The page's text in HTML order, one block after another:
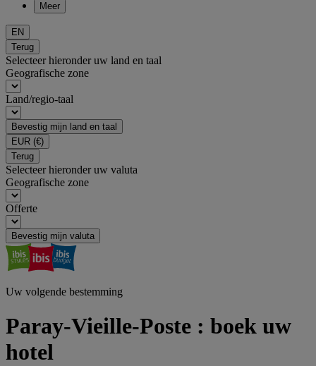
Meer
EN
Terug
Selecteer hieronder uw land en taal
Geografische zone
Land/regio-taal
Bevestig mijn land en taal
EUR (€)
Terug
Selecteer hieronder uw valuta
Geografische zone
Offerte
Bevestig mijn valuta
Uw volgende bestemming
Paray-Vieille-Poste : boek uw
hotel